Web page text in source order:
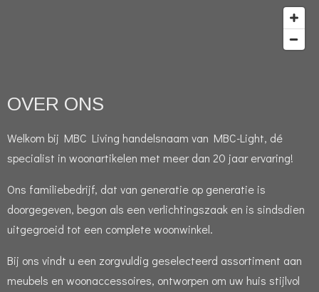
OVER ONS
Welkom bij MBC Living handelsnaam van MBC-Light, dé
specialist in woonartikelen met meer dan 20 jaar ervaring!
Ons familiebedrijf, dat van generatie op generatie is
doorgegeven, begon als een verlichtingszaak en is sindsdien
uitgegroeid tot een complete woonwinkel.
Bij ons vindt u een zorgvuldig geselecteerd assortiment aan
meubels en woonaccessoires, ontworpen om uw huis stijlvol